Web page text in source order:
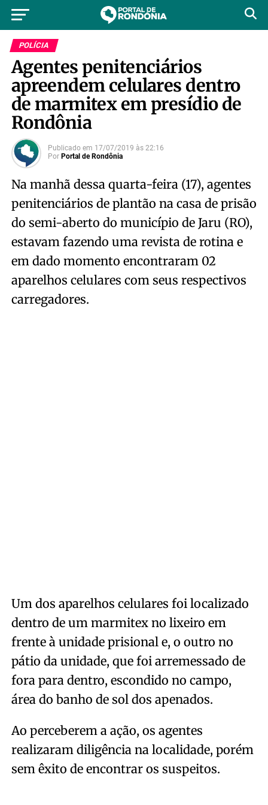
POLÍCIA
Agentes penitenciários
apreendem celulares dentro
de marmitex em presídio de
Rondônia
Publicado em 17/07/2019 às 22:16
Por Portal de Rondônia
Na manhã dessa quarta-feira (17), agentes
penitenciários de plantão na casa de prisão
do semi-aberto do município de Jaru (RO),
estavam fazendo uma revista de rotina e
em dado momento encontraram 02
aparelhos celulares com seus respectivos
carregadores.
Um dos aparelhos celulares foi localizado
dentro de um marmitex no lixeiro em
frente à unidade prisional e, o outro no
pátio da unidade, que foi arremessado de
fora para dentro, escondido no campo,
área do banho de sol dos apenados.
Ao perceberem a ação, os agentes
realizaram diligência na localidade, porém
sem êxito de encontrar os suspeitos.